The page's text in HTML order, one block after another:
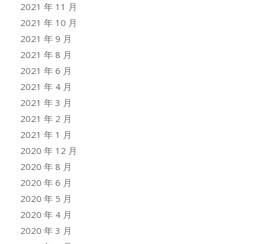
2021 年 11 月
2021 年 10 月
2021 年 9 月
2021 年 8 月
2021 年 6 月
2021 年 4 月
2021 年 3 月
2021 年 2 月
2021 年 1 月
2020 年 12 月
2020 年 8 月
2020 年 6 月
2020 年 5 月
2020 年 4 月
2020 年 3 月